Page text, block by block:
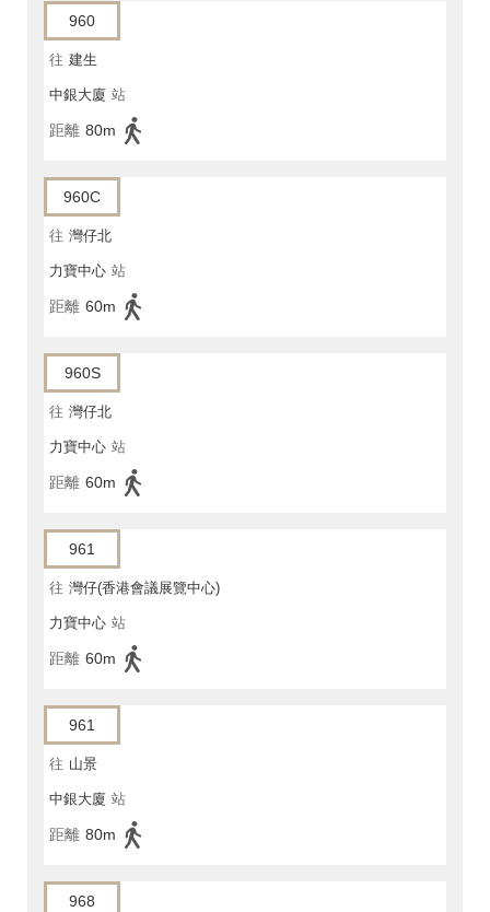
960
往 建生
中銀大廈 站
距離 80m
960C
往 灣仔北
力寶中心 站
距離 60m
960S
往 灣仔北
力寶中心 站
距離 60m
961
往 灣仔(香港會議展覽中心)
力寶中心 站
距離 60m
961
往 山景
中銀大廈 站
距離 80m
968